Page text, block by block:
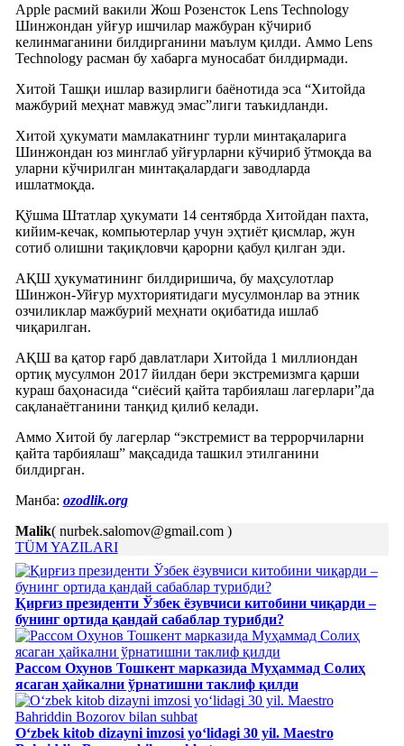
Apple расмий вакили Жош Розенсток Lens Technology
Шинжондан уйғур ишчилар мажбуран кўчириб
келинмаганини билдирганини маълум қилди. Аммо Lens
Technology расман бу хабарга муносабат билдирмади.
Хитой Ташқи ишлар вазирлиги баёнотида эса “Хитойда
мажбурий меҳнат мавжуд эмас”лиги таъкидланди.
Хитой ҳукумати мамлакатнинг турли минтақаларига
Шинжондан юз минглаб уйғурларни кўчириб ўтмоқда ва
уларни кўчирилган минтақалардаги заводларда
ишлатмоқда.
Қўшма Штатлар ҳукумати 14 сентябрда Хитойдан пахта,
кийим-кечак, компьютерлар учун эҳтиёт қисмлар, жун
сотиб олишни тақиқловчи қарорни қабул қилган эди.
АҚШ ҳукуматининг билдиришича, бу маҳсулотлар
Шинжон-Уйғур мухториятидаги мусулмонлар ва этник
озчиликлар мажбурий меҳнати оқибатида ишлаб
чиқарилган.
АҚШ ва қатор ғарб давлатлари Хитойда 1 миллиондан
ортиқ мусулмон 2017 йилдан бери экстремизмга қарши
кураш баҳонасида “сиёсий қайта тарбиялаш лагерлари”да
сақланаётганини танқид қилиб келади.
Аммо Хитой бу лагерлар “экстремист ва террорчиларни
қайта тарбиялаш” мақсадида ташкил этилганини
билдирган.
Манба: ozodlik.org
Malik( nurbek.salomov@gmail.com )
TÜM YAZILARI
Қирғиз президенти Ўзбек ёзувчиси китобини чиқарди –
бунинг ортида қандай сабаблар турибди?
Рассом Охунов Тошкент марказида Муҳаммад Солиҳ
яcаган ҳайкални ўрнатишни таклиф қилди
Oʻzbek kitob dizayni imzosi yoʻlidagi 30 yil. Maestro